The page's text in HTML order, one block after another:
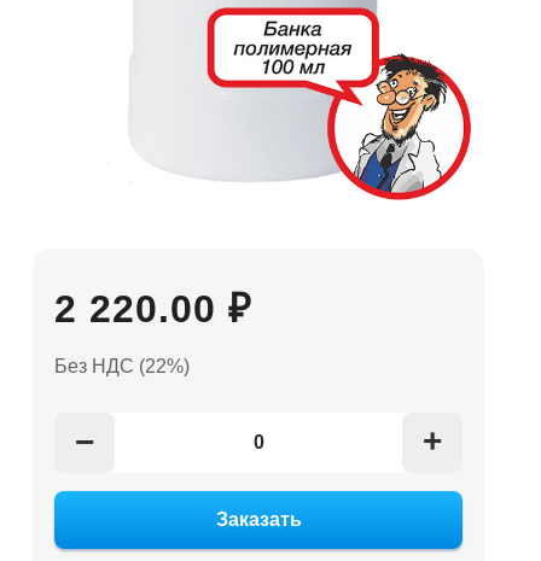
2 220.00 ₽
Без НДС (22%)
− +